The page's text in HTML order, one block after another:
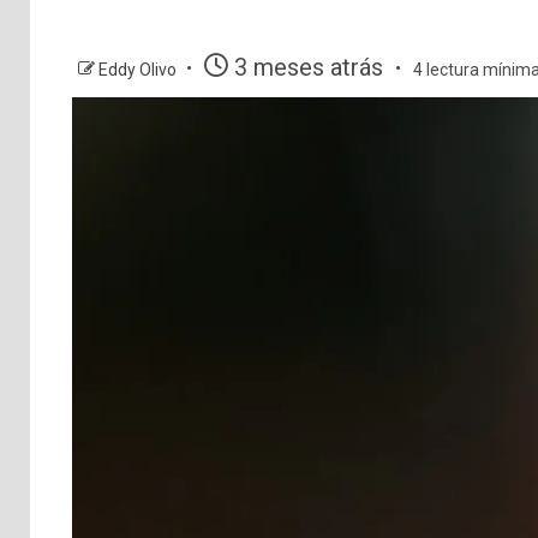
Eddy Olivo 3 meses atrás 4 lectura